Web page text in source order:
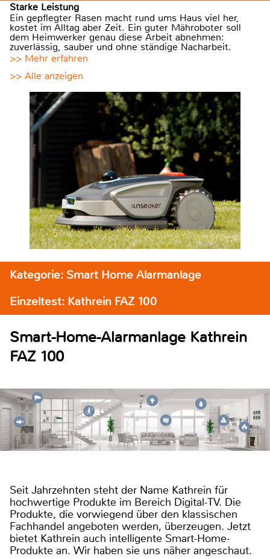
Starke Leistung
Ein gepflegter Rasen macht rund ums Haus viel her,
kostet im Alltag aber Zeit. Ein guter Mähroboter soll
dem Heimwerker genau diese Arbeit abnehmen:
zuverlässig, sauber und ohne ständige Nacharbeit.
>> Mehr erfahren
>> Alle anzeigen
Kategorie: Smart Home Alarmanlage
Einzeltest: Kathrein FAZ 100
Smart-Home-Alarmanlage Kathrein
FAZ 100
Seit Jahrzehnten steht der Name Kathrein für
hochwertige Produkte im Bereich Digital-TV. Die
Produkte, die vorwiegend über den klassischen
Fachhandel angeboten werden, überzeugen. Jetzt
bietet Kathrein auch intelligente Smart-Home-
Produkte an. Wir haben sie uns näher angeschaut.